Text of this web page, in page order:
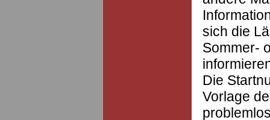
sich die
Sommer-
Die
Vorlage